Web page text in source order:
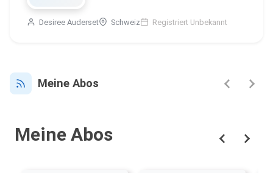
Desiree Auderset Schweiz Registriert Unbekannt
Meine Abos
Meine Abos